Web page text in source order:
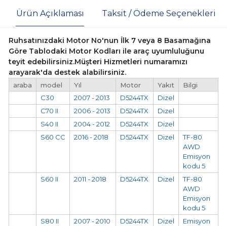
Ürün Açıklaması Taksit / Ödeme Seçenekleri
Ruhsatınızdaki Motor No'nun İlk 7 veya 8 Basamağına
Göre Tablodaki Motor Kodları ile araç uyumluluğunu
teyit edebilirsiniz.Müşteri Hizmetleri numaramızı
arayarak'da destek alabilirsiniz.
araba model Yıl Motor Yakıt
Bilgi
C30
2007 - 2013 D5244TX
Dizel
C70 II
2006 - 2013 D5244TX
Dizel
S40 II
2004 - 2012 D5244TX
Dizel
S60 CC
2016 - 2018 D5244TX Dizel
TF-80
AWD
Emisyon
kodu 5
S60 II
2011 - 2018 D5244TX Dizel
TF-80
AWD
Emisyon
kodu 5
S80 II
2007 - 2010 D5244TX Dizel
Emisyon